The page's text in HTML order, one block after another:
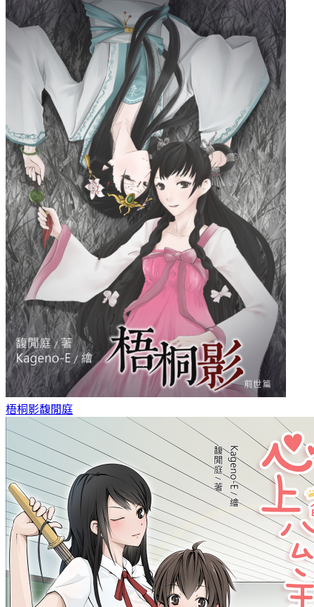
梧桐影馥閒庭